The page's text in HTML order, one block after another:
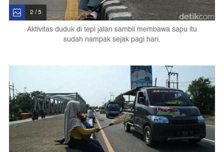
2 / 5
Aktivitas duduk di tepi jalan sambil membawa sapu itu
sudah nampak sejak pagi hari.